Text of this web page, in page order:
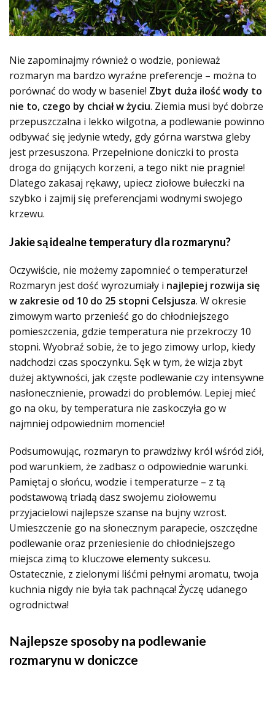
Nie zapominajmy również o wodzie, ponieważ
rozmaryn ma bardzo wyraźne preferencje – można to
porównać do wody w basenie! Zbyt duża ilość wody to
nie to, czego by chciał w życiu. Ziemia musi być dobrze
przepuszczalna i lekko wilgotna, a podlewanie powinno
odbywać się jedynie wtedy, gdy górna warstwa gleby
jest przesuszona. Przepełnione doniczki to prosta
droga do gnijących korzeni, a tego nikt nie pragnie!
Dlatego zakasaj rękawy, upiecz ziołowe bułeczki na
szybko i zajmij się preferencjami wodnymi swojego
krzewu.
Jakie są idealne temperatury dla rozmarynu?
Oczywiście, nie możemy zapomnieć o temperaturze!
Rozmaryn jest dość wyrozumiały i najlepiej rozwija się
w zakresie od 10 do 25 stopni Celsjusza. W okresie
zimowym warto przenieść go do chłodniejszego
pomieszczenia, gdzie temperatura nie przekroczy 10
stopni. Wyobraź sobie, że to jego zimowy urlop, kiedy
nadchodzi czas spoczynku. Sęk w tym, że wizja zbyt
dużej aktywności, jak częste podlewanie czy intensywne
nasłonecznienie, prowadzi do problemów. Lepiej mieć
go na oku, by temperatura nie zaskoczyła go w
najmniej odpowiednim momencie!
Podsumowując, rozmaryn to prawdziwy król wśród ziół,
pod warunkiem, że zadbasz o odpowiednie warunki.
Pamiętaj o słońcu, wodzie i temperaturze – z tą
podstawową triadą dasz swojemu ziołowemu
przyjacielowi najlepsze szanse na bujny wzrost.
Umieszczenie go na słonecznym parapecie, oszczędne
podlewanie oraz przeniesienie do chłodniejszego
miejsca zimą to kluczowe elementy sukcesu.
Ostatecznie, z zielonymi liśćmi pełnymi aromatu, twoja
kuchnia nigdy nie była tak pachnąca! Życzę udanego
ogrodnictwa!
Najlepsze sposoby na podlewanie
rozmarynu w doniczce